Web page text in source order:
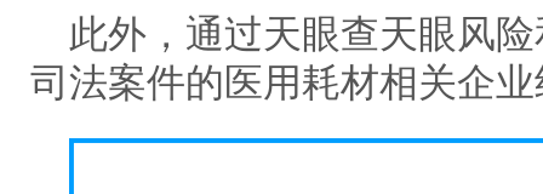
此外，通过天眼查天眼风
司法案件的医用耗材相关企